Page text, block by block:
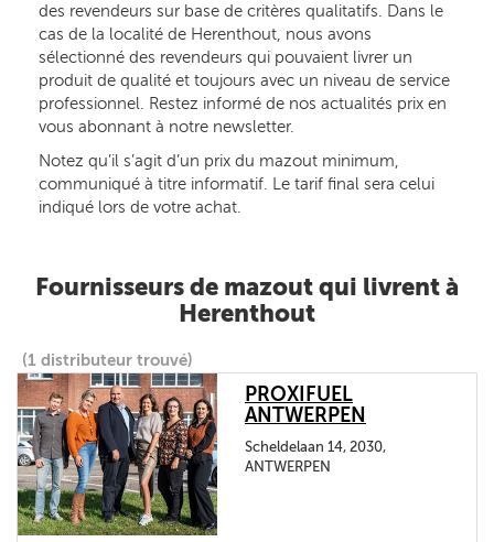
des revendeurs sur base de critères qualitatifs. Dans le
cas de la localité de Herenthout, nous avons
sélectionné des revendeurs qui pouvaient livrer un
produit de qualité et toujours avec un niveau de service
professionnel. Restez informé de nos actualités prix en
vous abonnant à notre newsletter.
Notez qu’il s’agit d’un prix du mazout minimum,
communiqué à titre informatif. Le tarif final sera celui
indiqué lors de votre achat.
Fournisseurs de mazout qui livrent à
Herenthout
(1 distributeur trouvé)
PROXIFUEL
ANTWERPEN
Scheldelaan 14, 2030,
ANTWERPEN